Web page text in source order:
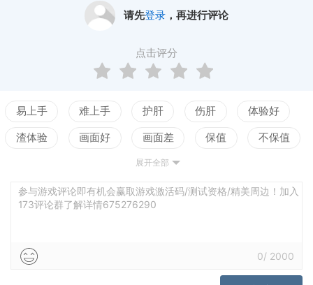
请先登录，再进行评论
点击评分
易上手 难上手 护肝 伤肝 体验好
渣体验 画面好 画面差 保值 不保值
测试
展开全部
参与游戏评论即有机会赢取游戏激活码/测试资格/精美周边！加入
173评论群了解详情675276290
0/ 2000